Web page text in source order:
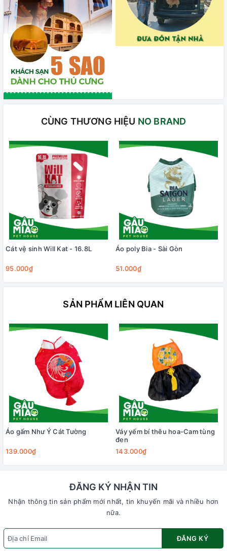
CÙNG THƯƠNG HIỆU NO BRAND
Cát vệ sinh Will Kat - 16.8L
95.000₫
Áo poly Bia - Sài Gòn
51.000₫
SẢN PHẨM LIÊN QUAN
Áo gấm Như Ý Cát Tường
139.000₫
Váy yếm bí thêu hoa-Cam tùng
đen
143.000₫
ĐĂNG KÝ NHẬN TIN
Nhận thông tin sản phẩm mới nhất, tin khuyến mãi và nhiều hơn
nữa.
ĐĂNG KÝ